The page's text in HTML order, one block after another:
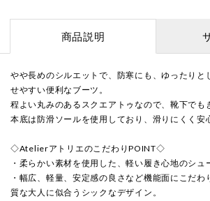
商品説明
やや長めのシルエットで、防寒にも、ゆったりと
せやすい便利なブーツ。
程よい丸みのあるスクエアトゥなので、靴下でも
本底は防滑ソールを使用しており、滑りにくく安
◇AtelierアトリエのこだわりPOINT◇
・柔らかい素材を使用した、軽い履き心地のシュ
・幅広、軽量、安定感の良さなど機能面にこだわ
質な大人に似合うシックなデザイン。